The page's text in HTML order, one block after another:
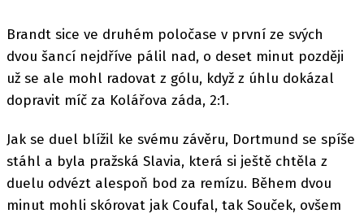
Brandt sice ve druhém poločase v první ze svých
dvou šancí nejdříve pálil nad, o deset minut později
už se ale mohl radovat z gólu, když z úhlu dokázal
dopravit míč za Kolářova záda, 2:1.
Jak se duel blížil ke svému závěru, Dortmund se spíše
stáhl a byla pražská Slavia, která si ještě chtěla z
duelu odvézt alespoň bod za remízu. Během dvou
minut mohli skórovat jak Coufal, tak Souček, ovšem